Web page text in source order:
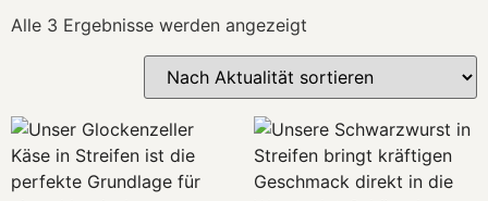
Alle 3 Ergebnisse werden angezeigt